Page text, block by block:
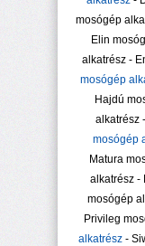
mosógép
Elin
alkatrész -
mosógép
Hajdú
alkatrész
mosógép
Matura
alkatrész -
mosógép
Privileg
alkatrész -